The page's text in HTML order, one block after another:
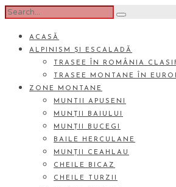
ACASĂ
ALPINISM ȘI ESCALADĂ
TRASEE ÎN ROMÂNIA
TRASEE MONTANE ÎN
ZONE MONTANE
MUNTII APUSENI
MUNȚII BAIULUI
MUNȚII BUCEGI
BAILE HERCULANE
MUNȚII CEAHLAU
CHEILE BICAZ
CHEILE TURZII